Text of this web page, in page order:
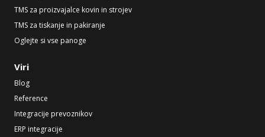
TMS za proizvajalce kovin in strojev
TMS za tiskanje in pakiranje
Oglejte si vse panoge
Viri
Blog
Reference
Integracije prevoznikov
ERP integracije